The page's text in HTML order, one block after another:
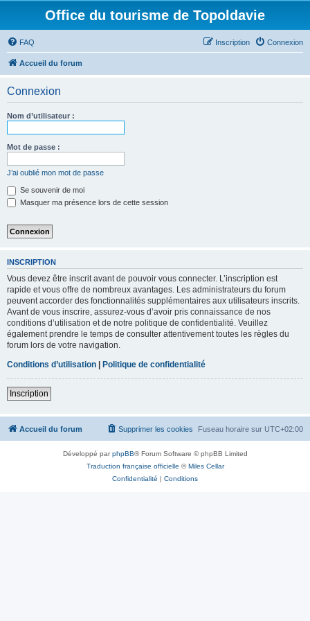
Office du tourisme de Topoldavie
FAQ Connexion
Inscription
Accueil du forum
Connexion
Nom d’utilisateur :
Mot de passe :
J’ai oublié mon mot de passe
Se souvenir de moi
Masquer ma présence lors de cette session
INSCRIPTION
Vous devez être inscrit avant de pouvoir vous connecter. L’inscription est
rapide et vous offre de nombreux avantages. Les administrateurs du forum
peuvent accorder des fonctionnalités supplémentaires aux utilisateurs inscrits.
Avant de vous inscrire, assurez-vous d’avoir pris connaissance de nos
conditions d’utilisation et de notre politique de confidentialité. Veuillez
également prendre le temps de consulter attentivement toutes les règles du
forum lors de votre navigation.
Conditions d’utilisation | Politique de confidentialité
Inscription
Accueil du forum Fuseau horaire sur UTC+02:00
Supprimer les cookies
Développé parphpBB® Forum Software © phpBB Limited
Traduction française officielle ©Miles Cellar
Confidentialité | Conditions